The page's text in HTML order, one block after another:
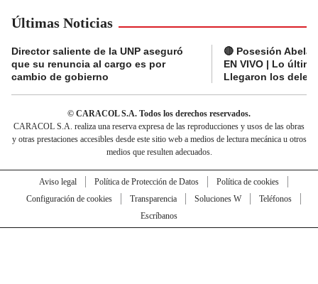
Últimas Noticias
Director saliente de la UNP aseguró
que su renuncia al cargo es por
cambio de gobierno
🔴 Posesión
EN VIVO | Lo
Llegaron los
© CARACOL S.A. Todos los derechos reservados.
CARACOL S.A. realiza una reserva expresa de las reproducciones y usos de las obras
y otras prestaciones accesibles desde este sitio web a medios de lectura mecánica u otros
medios que resulten adecuados.
Aviso legal Política de Protección de Datos
Política de cookies
Configuración de cookies
Transparencia Soluciones W
Teléfonos
Escríbanos